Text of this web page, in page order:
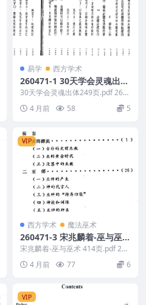
易学 西方学术
260471-1 30天学会灵魂出体
249页.pdf
30天学会灵魂出体249页.pdf 260
4 月前 58 5
VIP
西方学术 魔法巫术
260471-3 宋兆麟着-巫与巫术
414页.pdf
宋兆麟着-巫与巫术 414页.pdf 260
4 月前 77 6
VIP